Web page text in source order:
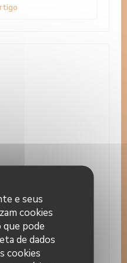
e seus
cookies
pode
de dados
cookies
((abre numa nova janela))
Futé Alsace :